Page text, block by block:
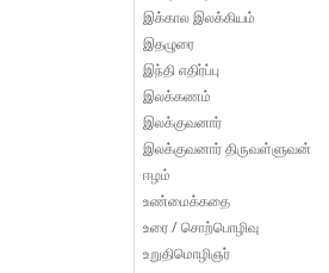
இக்கால இலக்கியம்
இதழுரை
இந்தி எதிர்ப்பு
இலக்கணம்
இலக்குவனார்
இலக்குவனார் திருவள்ளுவன்
ஈழம்
உண்மைக்கதை
உரை / சொற்பொழிவு
உறுதிமொழிஞர்